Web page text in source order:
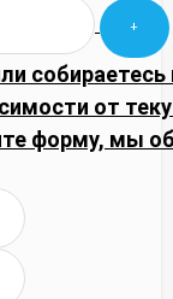
от
форму, мы